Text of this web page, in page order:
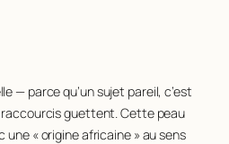
— parce qu’un sujet pareil, c’est
raccourcis guettent. Cette peau
une « origine africaine » au sens